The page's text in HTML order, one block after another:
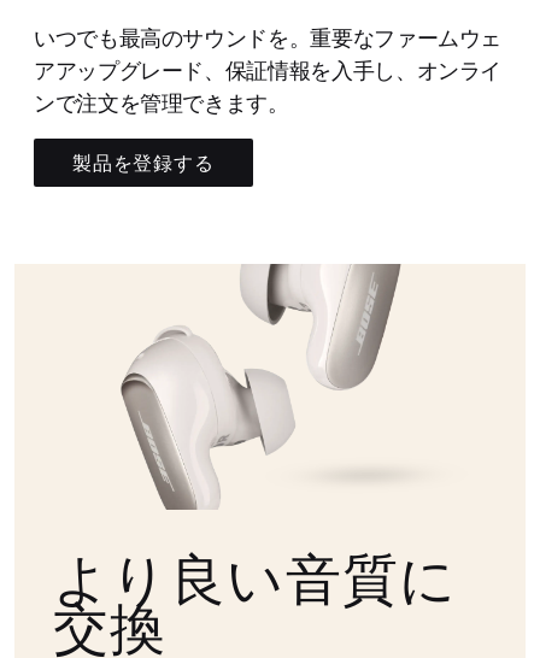
いつでも最高のサウンドを。重要なファームウェ
アアップグレード、保証情報を入手し、オンライ
ンで注文を管理できます。
製品を登録する
より良い音質に
交換